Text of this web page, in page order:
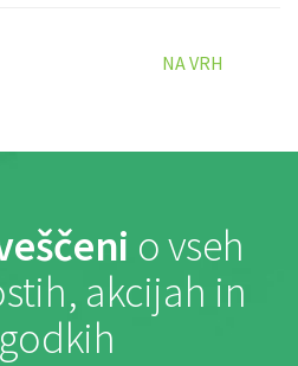
NA VRH
o vseh
akcijah in